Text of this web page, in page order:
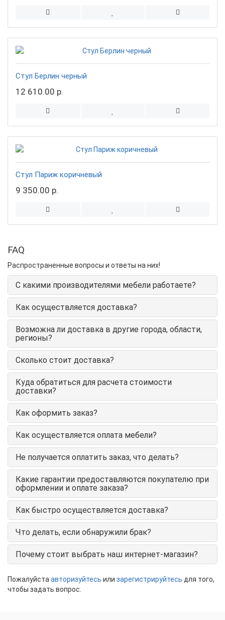
Стул Берлин черный
12 610.00 р.
Стул Париж коричневый
9 350.00 р.
FAQ
Распространенные вопросы и ответы на них!
С какими производителями мебели работаете?
Как осуществляется доставка?
Возможна ли доставка в другие города, области,
регионы?
Сколько стоит доставка?
Куда обратиться для расчета стоимости
доставки?
Как оформить заказ?
Как осуществляется оплата мебели?
Не получается оплатить заказ, что делать?
Какие гарантии предоставляются покупателю при
оформлении и оплате заказа?
Как быстро осуществляется доставка?
Что делать, если обнаружили брак?
Почему стоит выбрать наш интернет-магазин?
Пожалуйста авторизуйтесь или зарегистрируйтесь для того,
чтобы задать вопрос.